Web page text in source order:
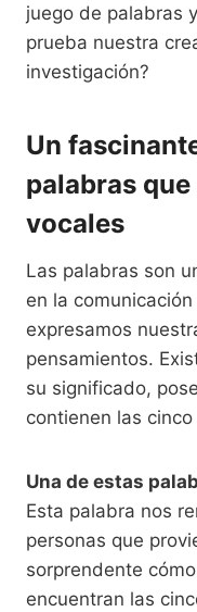
juego de palabras
prueba nuestra
investigación?
Un
palabras
vocales
Las palabras son
en la
expresamos
pensamientos.
su significado,
contienen las
Una de estas
Esta palabra nos
personas que
sorprendente
encuentran las